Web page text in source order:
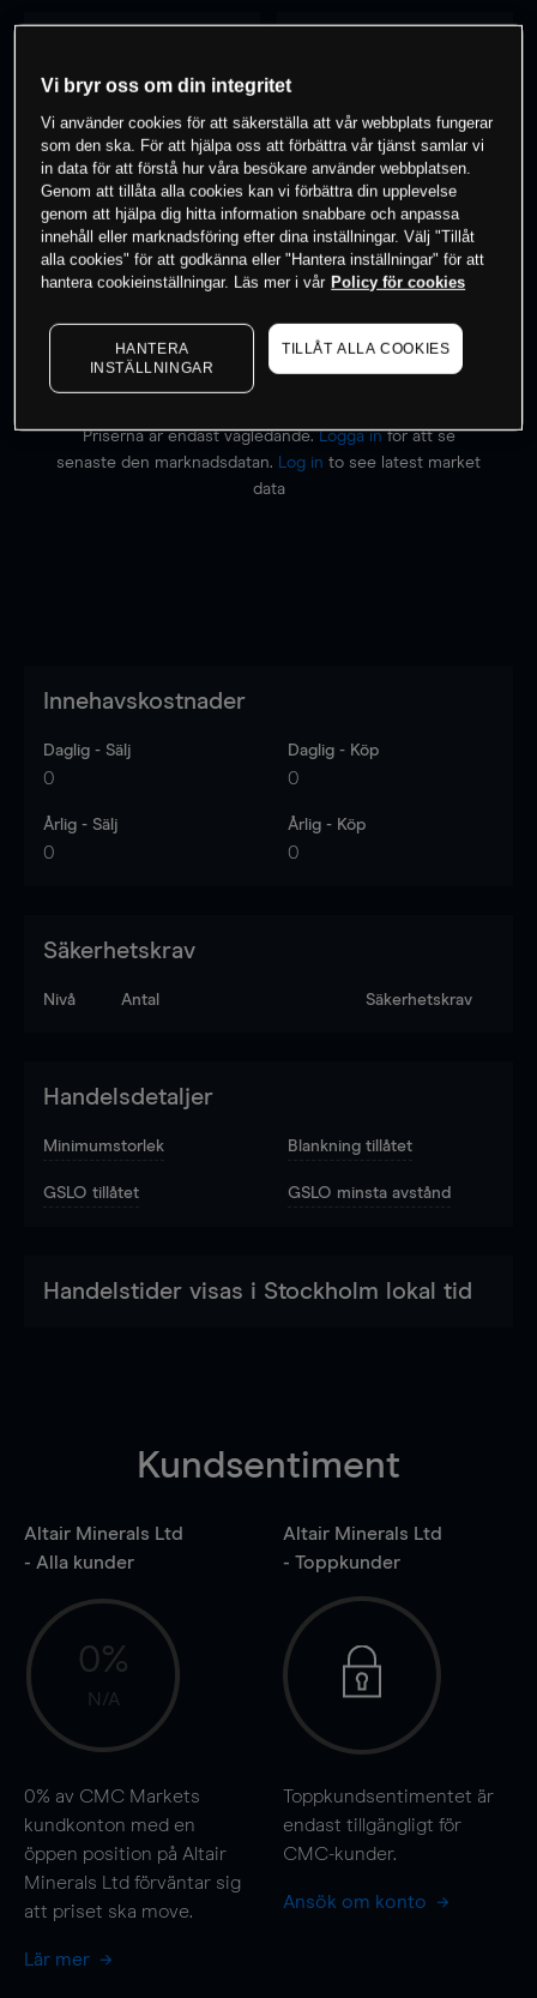
0% av kunderna har en position i detta
instrument
Börja handla
Priserna är endast vägledande.Logga inför att se
senaste den marknadsdatan.
Log in to see latest market
data
Innehavskostnader
Daglig - Sälj
0
Daglig - Köp
0
Årlig - Sälj
0
Årlig - Köp
0
Säkerhetskrav
Nivå Antal Säkerhetskrav
Handelsdetaljer
Minimumstorlek Blankning tillåtet
GSLO tillåtet GSLO minsta avstånd
Handelstider visas i Stockholm lokal tid
Kundsentiment
Altair Minerals Ltd
- Alla kunder
0%
N/A
0% av CMC Markets
kundkonton med en
öppen position på Altair
Minerals Ltd förväntar sig
att priset ska move.
Lär mer
Altair Minerals Ltd
- Toppkunder
Toppkundsentimentet är
endast tillgängligt för
CMC-kunder.
Ansök om konto
Vi bryr oss om din integritet
Vi använder cookies för att säkerställa att vår webbplats fungerar
som den ska. För att hjälpa oss att förbättra vår tjänst samlar vi
in data för att förstå hur våra besökare använder webbplatsen.
Genom att tillåta alla cookies kan vi förbättra din upplevelse
genom att hjälpa dig hitta information snabbare och anpassa
innehåll eller marknadsföring efter dina inställningar. Välj "Tillåt
alla cookies" för att godkänna eller "Hantera inställningar" för att
hantera cookieinställningar. Läs mer i vår Policy för cookies
HANTERA
INSTÄLLNINGAR
TILLÅT ALLA COOKIES